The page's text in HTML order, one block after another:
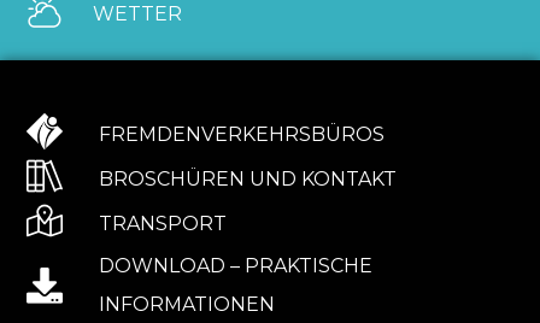
WETTER
FREMDENVERKEHRSBÜROS
BROSCHÜREN UND KONTAKT
TRANSPORT
DOWNLOAD – PRAKTISCHE
INFORMATIONEN